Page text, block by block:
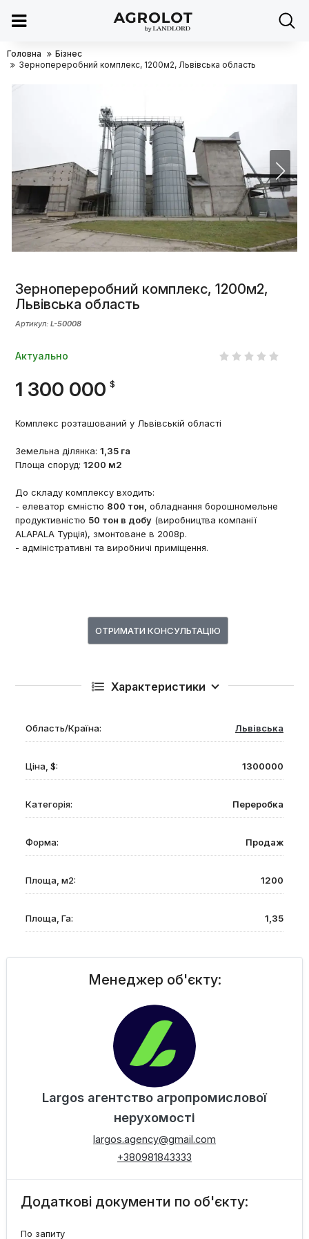
Головна
Бізнес
Зернопереробний комплекс, 1200м2, Львівська область
Зернопереробний комплекс, 1200м2,
Львівська область
Артикул: L-50008
Актуально
1 300 000 $
Комплекс розташований у Львівській області
Земельна ділянка: 1,35 га
Площа споруд: 1200 м2
До складу комплексу входить:
- елеватор ємністю 800 тон, обладнання борошномельне
продуктивністю 50 тон в добу (виробництва компанії
ALAPALA Турція), змонтоване в 2008р.
- адміністративні та виробничі приміщення.
ОТРИМАТИ КОНСУЛЬТАЦІЮ
Характеристики
Область/Країна: Львівська
Ціна, $: 1300000
Категорія: Переробка
Форма: Продаж
Площа, м2: 1200
Площа, Га: 1,35
Менеджер об'єкту:
Largos агентство агропромислової
нерухомості
largos.agency@gmail.com
+380981843333
Додаткові документи по об'єкту:
По запиту